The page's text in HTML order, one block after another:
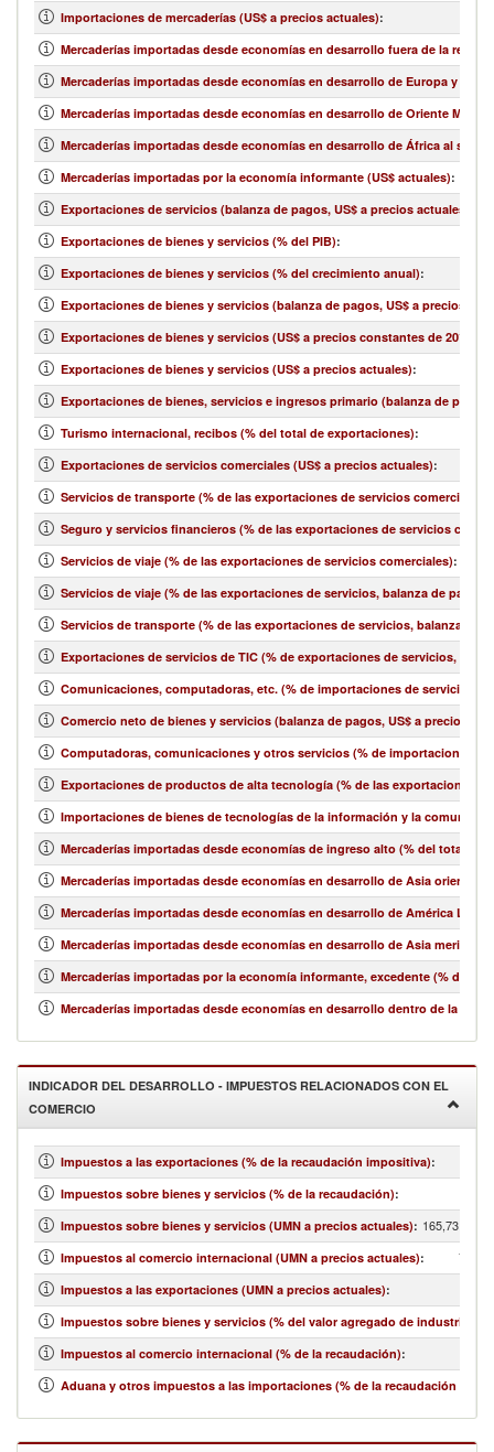
Importaciones de mercaderías (US$ a precios actuales):
Mercaderías importadas desde economías en desarrollo fuera de la
Mercaderías importadas desde economías en desarrollo de Europa y
Mercaderías importadas desde economías en desarrollo de Oriente
Mercaderías importadas desde economías en desarrollo de África al sur
Mercaderías importadas por la economía informante (US$ actuales):
Exportaciones de servicios (balanza de pagos, US$ a precios actuales)
Exportaciones de bienes y servicios (% del PIB):
Exportaciones de bienes y servicios (% del crecimiento anual):
Exportaciones de bienes y servicios (balanza de pagos, US$ a precios
Exportaciones de bienes y servicios (US$ a precios constantes de 2010)
Exportaciones de bienes y servicios (US$ a precios actuales):
Exportaciones de bienes, servicios e ingresos primario (balanza de
Turismo internacional, recibos (% del total de exportaciones):
Exportaciones de servicios comerciales (US$ a precios actuales):
Servicios de transporte (% de las exportaciones de servicios comerciales)
Seguro y servicios financieros (% de las exportaciones de servicios
Servicios de viaje (% de las exportaciones de servicios comerciales):
Servicios de viaje (% de las exportaciones de servicios, balanza de pagos)
Servicios de transporte (% de las exportaciones de servicios, balanza de
Exportaciones de servicios de TIC (% de exportaciones de servicios,
Comunicaciones, computadoras, etc. (% de importaciones de servicios,
Comercio neto de bienes y servicios (balanza de pagos, US$ a precios
Computadoras, comunicaciones y otros servicios (% de importaciones
Exportaciones de productos de alta tecnología (% de las exportaciones
Importaciones de bienes de tecnologías de la información y la
Mercaderías importadas desde economías de ingreso alto (% del total de
Mercaderías importadas desde economías en desarrollo de Asia oriental
Mercaderías importadas desde economías en desarrollo de América
Mercaderías importadas desde economías en desarrollo de Asia
Mercaderías importadas por la economía informante, excedente (% del
Mercaderías importadas desde economías en desarrollo dentro de la
INDICADOR DEL DESARROLLO - IMPUESTOS RELACIONADOS CON EL
COMERCIO
Impuestos a las exportaciones (% de la recaudación impositiva):
Impuestos sobre bienes y servicios (% de la recaudación):
Impuestos sobre bienes y servicios (UMN a precios actuales):
Impuestos al comercio internacional (UMN a precios actuales):
Impuestos a las exportaciones (UMN a precios actuales):
Impuestos sobre bienes y servicios (% del valor agregado de industria y
Impuestos al comercio internacional (% de la recaudación):
Aduana y otros impuestos a las importaciones (% de la recaudación